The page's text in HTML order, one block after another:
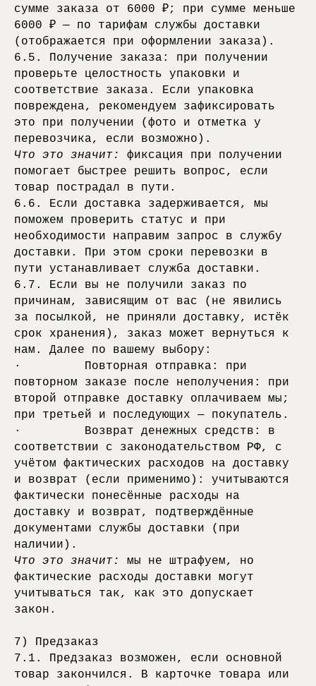
сумме заказа от 6000 ₽; при сумме меньше
6000 ₽ — по тарифам службы доставки
(отображается при оформлении заказа).
6.5. Получение заказа: при получении
проверьте целостность упаковки и
соответствие заказа. Если упаковка
повреждена, рекомендуем зафиксировать
это при получении (фото и отметка у
перевозчика, если возможно).
Что это значит: фиксация при получении
помогает быстрее решить вопрос, если
товар пострадал в пути.
6.6. Если доставка задерживается, мы
поможем проверить статус и при
необходимости направим запрос в службу
доставки. При этом сроки перевозки в
пути устанавливает служба доставки.
6.7. Если вы не получили заказ по
причинам, зависящим от вас (не явились
за посылкой, не приняли доставку, истёк
срок хранения), заказ может вернуться к
нам. Далее по вашему выбору:
· Повторная отправка: при
повторном заказе после неполучения: при
второй отправке доставку оплачиваем мы;
при третьей и последующих — покупатель.
· Возврат денежных средств: в
соответствии с законодательством РФ, с
учётом фактических расходов на доставку
и возврат (если применимо): учитываются
фактически понесённые расходы на
доставку и возврат, подтверждённые
документами службы доставки (при
наличии).
Что это значит: мы не штрафуем, но
фактические расходы доставки могут
учитываться так, как это допускает
закон.
7) Предзаказ
7.1. Предзаказ возможен, если основной
товар закончился. В карточке товара или